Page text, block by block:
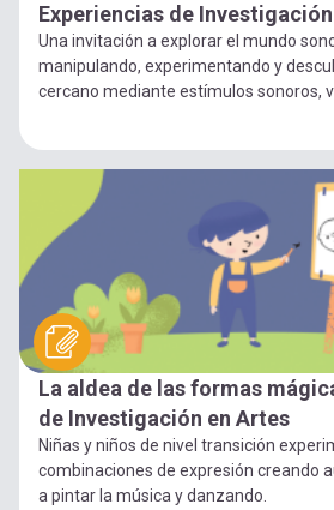
Experiencias de
Una invitación a explorar el mundo
manipulando, experimentando y
cercano mediante estímulos sonoros,
La aldea de las formas
de Investigación en Artes
Niñas y niños de nivel transición
combinaciones de expresión creando
a pintar la música y danzando.